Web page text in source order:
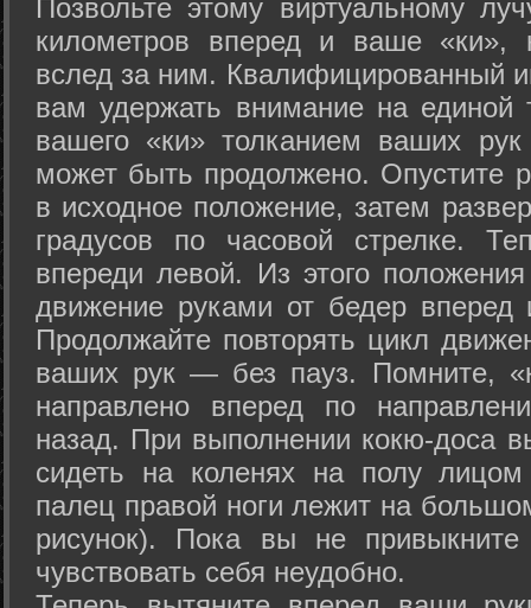
Позвольте этому виртуальному
километров вперед и ваше «ки»,
вслед за ним. Квалифицированный
вам удержать внимание на единой
вашего «ки» толканием ваших
может быть продолжено. Опустите
в исходное положение, затем
градусов по часовой стрелке.
впереди левой. Из этого
движение руками от бедер вперед
Продолжайте повторять цикл
ваших рук — без пауз. Помните,
направлено вперед по
назад. При выполнении кокю-доса
сидеть на коленях на полу
палец правой ноги лежит на
рисунок). Пока вы не
чувствовать себя неудобно.